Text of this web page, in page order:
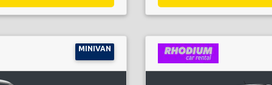
MINIVAN